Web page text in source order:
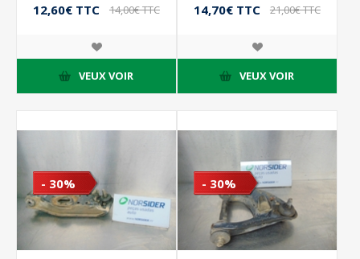
12,60€ TTC 14,00€ TTC
VEUX VOIR
14,70€ TTC 21,00€ TTC
VEUX VOIR
- 30% - 30%